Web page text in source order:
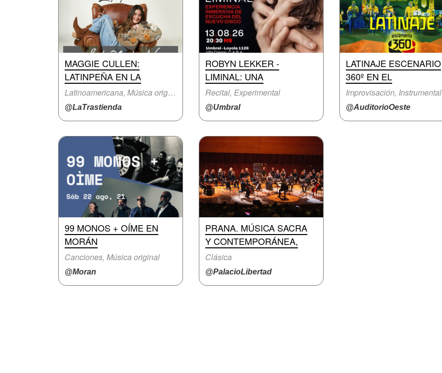
MAGGIE CULLEN:
LATINPEÑA EN LA
Latinoamericana, Música original
@LaTrastienda
ROBYN LEKKER -
LIMINAL: UNA
Recital, Experimental
@Umbral
LATINAJE ESCENARIO
360º EN EL
Improvisación, Instrumental
@AuditorioOeste
99 MONOS + OÍME EN
MORÁN
Canciones, Música original
@Moran
PRANA. MÚSICA SACRA
Y CONTEMPORÁNEA,
Clásica
@PalacioLibertad